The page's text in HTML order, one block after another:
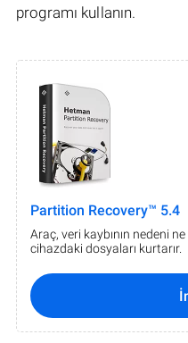
programı kullanın.
Partition Recovery™ 5.4
Araç, veri kaybının nedeni
cihazdaki dosyaları kurtarır.